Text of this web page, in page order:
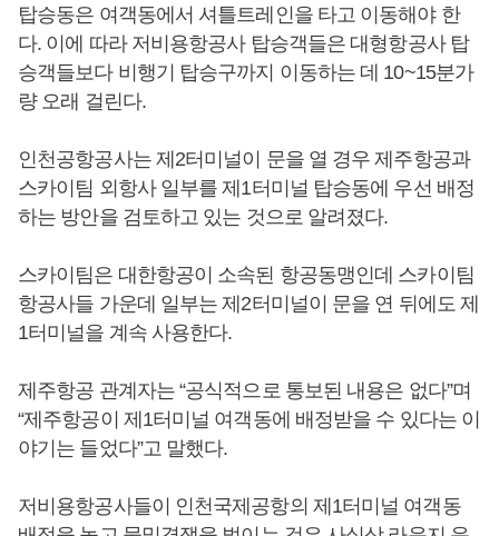
탑승동은 여객동에서 셔틀트레인을 타고 이동해야 한
다. 이에 따라 저비용항공사 탑승객들은 대형항공사 탑
승객들보다 비행기 탑승구까지 이동하는 데 10~15분가
량 오래 걸린다.
인천공항공사는 제2터미널이 문을 열 경우 제주항공과
스카이팀 외항사 일부를 제1터미널 탑승동에 우선 배정
하는 방안을 검토하고 있는 것으로 알려졌다.
스카이팀은 대한항공이 소속된 항공동맹인데 스카이팀
항공사들 가운데 일부는 제2터미널이 문을 연 뒤에도 제
1터미널을 계속 사용한다.
제주항공 관계자는 “공식적으로 통보된 내용은 없다”며
“제주항공이 제1터미널 여객동에 배정받을 수 있다는 이
야기는 들었다”고 말했다.
저비용항공사들이 인천국제공항의 제1터미널 여객동